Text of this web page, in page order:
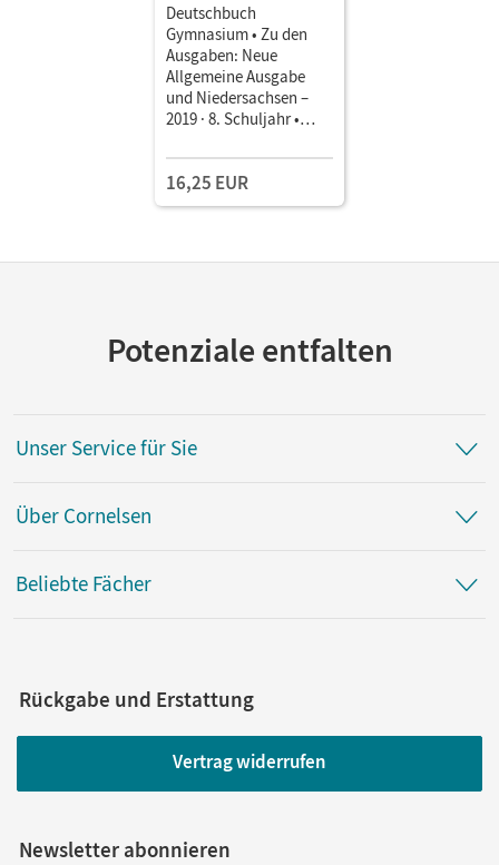
Deutschbuch
Gymnasium • Zu den
Ausgaben: Neue
Allgemeine Ausgabe
und Niedersachsen –
2019 · 8. Schuljahr •
interaktiven Übungen
online Mit Lösungen
16,25 EUR
Potenziale entfalten
Unser Service für Sie
Über Cornelsen
Beliebte Fächer
Rückgabe und Erstattung
Vertrag widerrufen
Newsletter abonnieren